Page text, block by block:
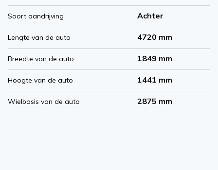
Soort aandrijving Achter
Lengte van de auto 4720 mm
Breedte van de auto 1849 mm
Hoogte van de auto 1441 mm
Wielbasis van de auto 2875 mm